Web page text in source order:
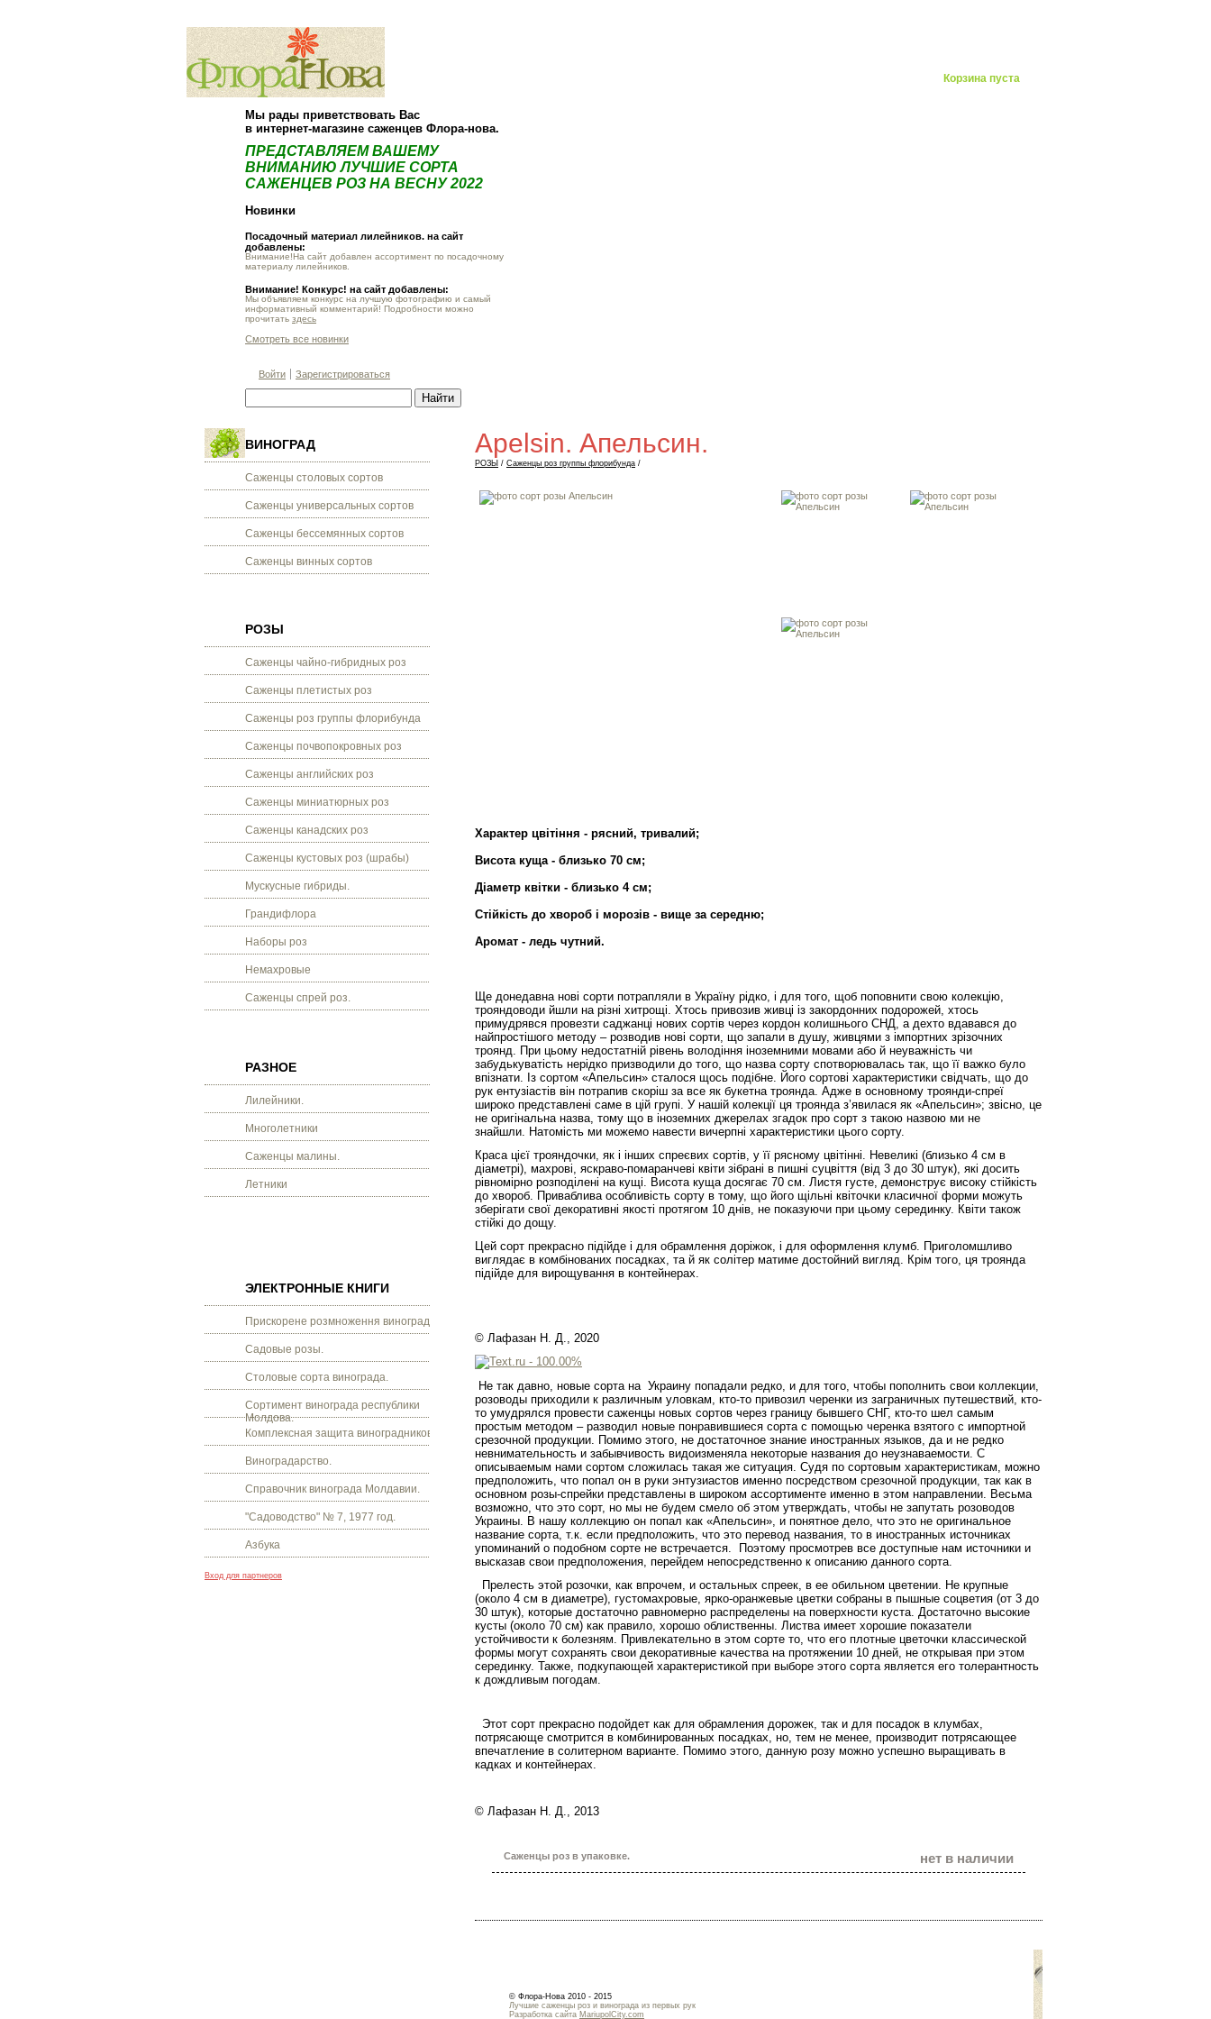
Корзина пуста
Мы рады приветствовать Вас
в интернет-магазине саженцев Флора-нова.
ПРЕДСТАВЛЯЕМ ВАШЕМУ
ВНИМАНИЮ ЛУЧШИЕ СОРТА
САЖЕНЦЕВ РОЗ НА ВЕСНУ 2022
Новинки
Посадочный материал лилейников. на сайт
добавлены:
Внимание!На сайт добавлен ассортимент по посадочному
материалу лилейников.
Внимание! Конкурс! на сайт добавлены:
Мы объявляем конкурс на лучшую фотографию и самый
информативный комментарий! Подробности можно
прочитать здесь
Смотреть все новинки
Войти Зарегистрироваться
ВИНОГРАД
Саженцы столовых сортов
Саженцы универсальных сортов
Саженцы бессемянных сортов
Саженцы винных сортов
РОЗЫ
Саженцы чайно-гибридных роз
Саженцы плетистых роз
Саженцы роз группы флорибунда
Саженцы почвопокровных роз
Саженцы английских роз
Саженцы миниатюрных роз
Саженцы канадских роз
Саженцы кустовых роз (шрабы)
Мускусные гибриды.
Грандифлора
Наборы роз
Немахровые
Саженцы спрей роз.
РАЗНОЕ
Лилейники.
Многолетники
Саженцы малины.
Летники
ЭЛЕКТРОННЫЕ КНИГИ
Прискорене розмноження винограду.
Садовые розы.
Столовые сорта винограда.
Сортимент винограда республики
Молдова.
Комплексная защита виноградников.
Виноградарство.
Справочник винограда Молдавии.
"Садоводство" № 7, 1977 год.
Азбука
Вход для партнеров
Apelsin. Апельсин.
РОЗЫ / Саженцы роз группы флорибунда /
Характер цвітіння - рясний, тривалий;
Висота куща - близько 70 см;
Діаметр квітки - близько 4 см;
Стійкість до хвороб і морозів - вище за середню;
Аромат - ледь чутний.
Ще донедавна нові сорти потрапляли в Україну рідко, і для того, щоб поповнити свою колекцію,
трояндоводи йшли на різні хитрощі. Хтось привозив живці із закордонних подорожей, хтось
примудрявся провезти саджанці нових сортів через кордон колишнього СНД, а дехто вдавався до
найпростішого методу – розводив нові сорти, що запали в душу, живцями з імпортних зрізочних
троянд. При цьому недостатній рівень володіння іноземними мовами або й неуважність чи
забудькуватість нерідко призводили до того, що назва сорту спотворювалась так, що її важко було
впізнати. Із сортом «Апельсин» сталося щось подібне. Його сортові характеристики свідчать, що до
рук ентузіастів він потрапив скоріш за все як букетна троянда. Адже в основному троянди-спреї
широко представлені саме в цій групі. У нашій колекції ця троянда з’явилася як «Апельсин»; звісно, це
не оригінальна назва, тому що в іноземних джерелах згадок про сорт з такою назвою ми не
знайшли. Натомість ми можемо навести вичерпні характеристики цього сорту.
Краса цієї трояндочки, як і інших спреєвих сортів, у її рясному цвітінні. Невеликі (близько 4 см в
діаметрі), махрові, яскраво-помаранчеві квіти зібрані в пишні суцвіття (від 3 до 30 штук), які досить
рівномірно розподілені на кущі. Висота куща досягає 70 см. Листя густе, демонструє високу стійкість
до хвороб. Приваблива особливість сорту в тому, що його щільні квіточки класичної форми можуть
зберігати свої декоративні якості протягом 10 днів, не показуючи при цьому серединку. Квіти також
стійкі до дощу.
Цей сорт прекрасно підійде і для обрамлення доріжок, і для оформлення клумб. Приголомшливо
виглядає в комбінованих посадках, та й як солітер матиме достойний вигляд. Крім того, ця троянда
підійде для вирощування в контейнерах.
© Лафазан Н. Д., 2020
Не так давно, новые сорта на Украину попадали редко, и для того, чтобы пополнить свои коллекции,
розоводы приходили к различным уловкам, кто-то привозил черенки из заграничных путешествий, кто-
то умудрялся провести саженцы новых сортов через границу бывшего СНГ, кто-то шел самым
простым методом – разводил новые понравившиеся сорта с помощью черенка взятого с импортной
срезочной продукции. Помимо этого, не достаточное знание иностранных языков, да и не редко
невнимательность и забывчивость видоизменяла некоторые названия до неузнаваемости. С
описываемым нами сортом сложилась такая же ситуация. Судя по сортовым характеристикам, можно
предположить, что попал он в руки энтузиастов именно посредством срезочной продукции, так как в
основном розы-спрейки представлены в широком ассортименте именно в этом направлении. Весьма
возможно, что это сорт, но мы не будем смело об этом утверждать, чтобы не запутать розоводов
Украины. В нашу коллекцию он попал как «Апельсин», и понятное дело, что это не оригинальное
название сорта, т.к. если предположить, что это перевод названия, то в иностранных источниках
упоминаний о подобном сорте не встречается.
Поэтому просмотрев все доступные нам источники и
высказав свои предположения, перейдем непосредственно к описанию данного сорта.
Прелесть этой розочки, как впрочем, и остальных спреек, в ее обильном цветении. Не крупные
(около 4 см в диаметре), густомахровые, ярко-оранжевые цветки собраны в пышные соцветия (от 3 до
30 штук), которые достаточно равномерно распределены на поверхности куста. Достаточно высокие
кусты (около 70 см) как правило, хорошо облиственны. Листва имеет хорошие показатели
устойчивости к болезням. Привлекательно в этом сорте то, что его плотные цветочки классической
формы могут сохранять свои декоративные качества на протяжении 10 дней, не открывая при этом
серединку. Также, подкупающей характеристикой при выборе этого сорта является его толерантность
к дождливым погодам.
Этот сорт прекрасно подойдет как для обрамления дорожек, так и для посадок в клумбах,
потрясающе смотрится в комбинированных посадках, но, тем не менее, производит потрясающее
впечатление в солитерном варианте. Помимо этого, данную розу можно успешно выращивать в
кадках и контейнерах.
© Лафазан Н. Д., 2013
Саженцы роз в упаковке. нет в наличии
© Флора-Нова 2010 - 2015
Лучшие саженцы роз и винограда из первых рук
Разработка сайта MariupolCity.com